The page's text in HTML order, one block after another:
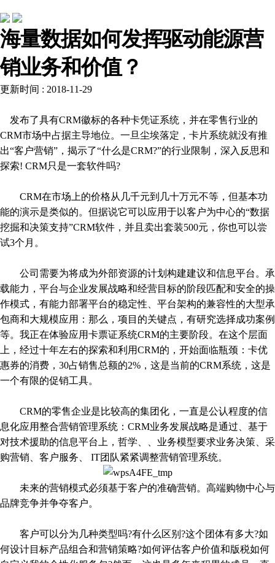
海量数据如何发挥驱动能源营
销业务和价值？
更新时间 : 2018-11-29
发布了具有CRM徽标的各种卡凭证系统，并在零售行业的
CRM市场中占据主导地位。一旦尘埃落定，卡片系统就没有推
出“客户营销”，揭示了“什么是CRM?”的行业限制，深入反思和
探索! CRM只是一套软件吗?
CRM在市场上的价格从几千元到几十万元不等，但基本功
能的演示是类似的。但据说它可以应用于以客户为中心的“数据
挖掘和决策支持”CRM软件，并且卖出套装500元，你也可以尝
试3个月。
公司需要为将成为外部资源的计划构建建议和信息平台。承
载能力，平台与企业发展战略和经营目标的阶段匹配和安全的操
作模式，有能力部署平台的稳定性、平台架构的兼容性的大型承
包商和大规模应用：那么，项目的关键点，有研究选择成功案例
等。我正在体验应用卡票证系统CRM的主要阶段。在这个层面
上，经过十年左右的探索和利用CRM的，开始面临瓶颈：卡优
惠券的消费，30占销售总额的2%，这是当前的CRM系统，这是
一个有限的促销工具。
CRM的零售企业是比较高的集团化，一直是公认程度的信
息化应用整合营销管理系统：CRM业务发展战略是通过、基于
对技术援助的信息平台上，哲学、、业务模型要求业务决策、采
购营销、客户服务、 IT团队紧紧调整营销管理系统。
未来的营销模式必须基于客户的准确营销。高端购物中心与
品牌竞争并争夺客户。
客户可以分为几种类型吗?有什么区别?这个团体有多大?如
何设计目标产品组合和营销策略?如何评估客户价值和版税如何